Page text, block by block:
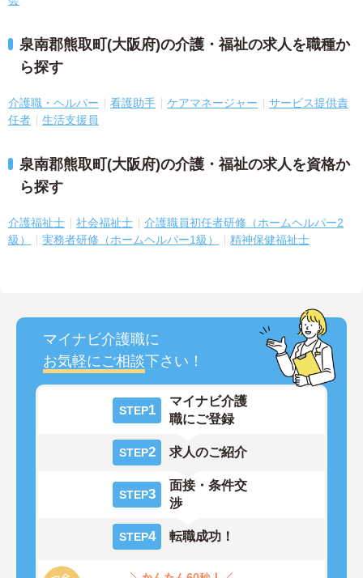
泉南郡熊取町(大阪府)の介護・福祉の求人を職種か
ら探す
介護職・ヘルパー 看護助手 ケアマネージャー
サービス提供責
任者
生活支援員
泉南郡熊取町(大阪府)の介護・福祉の求人を資格か
ら探す
介護福祉士 社会福祉士
介護職員初任者研修（ホームヘルパー2
級）
実務者研修（ホームヘルパー1級） 精神保健福祉士
マイナビ介護職に
お気軽にご相談下さい！
STEP1
マイナビ介護
職にご登録
STEP2 求人のご紹介
STEP3
面接・条件交
渉
STEP4 転職成功！